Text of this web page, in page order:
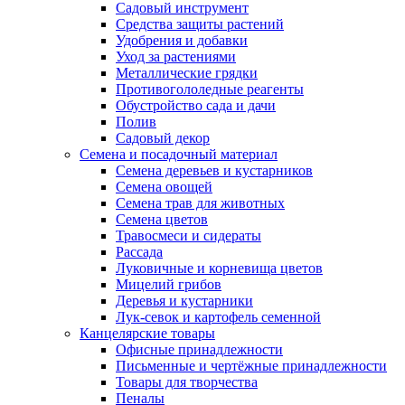
Садовый инструмент
Средства защиты растений
Удобрения и добавки
Уход за растениями
Металлические грядки
Противогололедные реагенты
Обустройство сада и дачи
Полив
Садовый декор
Семена и посадочный материал
Семена деревьев и кустарников
Семена овощей
Семена трав для животных
Семена цветов
Травосмеси и сидераты
Рассада
Луковичные и корневища цветов
Мицелий грибов
Деревья и кустарники
Лук-севок и картофель семенной
Канцелярские товары
Офисные принадлежности
Письменные и чертёжные принадлежности
Товары для творчества
Пеналы